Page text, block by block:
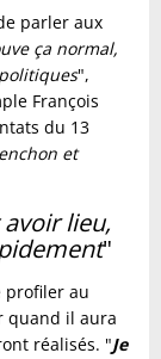
parler aux
ça normal,
",
François
du 13
et
lieu,
"
profiler au
quand il aura
réalisés. "Je